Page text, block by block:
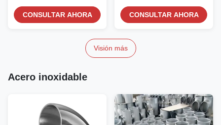
Grade:410 Martensitic...
CONSULTAR AHORA
Certified Grade:316Ti...
CONSULTAR AHORA
Visión más
Acero inoxidable